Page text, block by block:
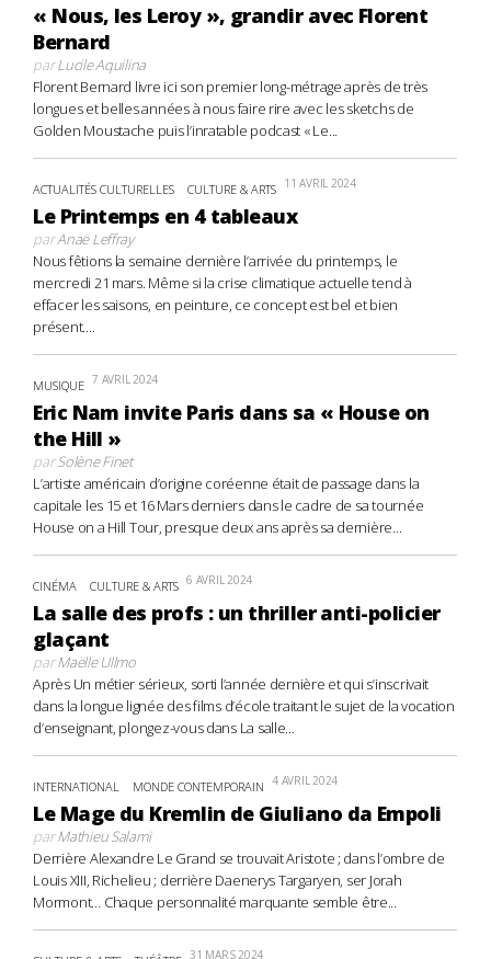
« Nous, les Leroy », grandir avec Florent
Bernard
parLucile Aquilina
Florent Bernard livre ici son premier long-métrage après de très
longues et belles années à nous faire rire avec les sketchs de
Golden Moustache puis l’inratable podcast « Le...
ACTUALITÉS CULTURELLES CULTURE & ARTS 11 AVRIL 2024
Le Printemps en 4 tableaux
parAnaë Leffray
Nous fêtions la semaine dernière l’arrivée du printemps, le
mercredi 21 mars. Même si la crise climatique actuelle tend à
effacer les saisons, en peinture, ce concept est bel et bien
présent....
MUSIQUE 7 AVRIL 2024
Eric Nam invite Paris dans sa « House on
the Hill »
parSolène Finet
L’artiste américain d’origine coréenne était de passage dans la
capitale les 15 et 16 Mars derniers dans le cadre de sa tournée
House on a Hill Tour, presque deux ans après sa dernière...
CINÉMA CULTURE & ARTS 6 AVRIL 2024
La salle des profs : un thriller anti-policier
glaçant
parMaëlle Ullmo
Après Un métier sérieux, sorti l’année dernière et qui s’inscrivait
dans la longue lignée des films d’école traitant le sujet de la vocation
d’enseignant, plongez-vous dans La salle...
INTERNATIONAL MONDE CONTEMPORAIN 4 AVRIL 2024
Le Mage du Kremlin de Giuliano da Empoli
parMathieu Salami
Derrière Alexandre Le Grand se trouvait Aristote ; dans l’ombre de
Louis XIII, Richelieu ; derrière Daenerys Targaryen, ser Jorah
Mormont… Chaque personnalité marquante semble être...
31 MARS 2024